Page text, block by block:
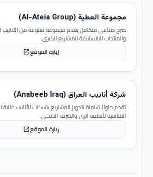
مجموعة العطية (Al-Ateia Group)
صرح صناعي متكامل يقدم مجموعة متنوعة من الأنابيب
والمنتجات البلاستيكية للمشاريع الكبرى.
زيارة الموقعopen_in_new
شركة أنابيب العراق (Anabeeb Iraq)
تقدم حلولاً شاملة لتجهيز المشاريع بشبكات الأنابيب عالية
المناسبة لأنظمة الري والصرف الصحي.
زيارة الموقعopen_in_new